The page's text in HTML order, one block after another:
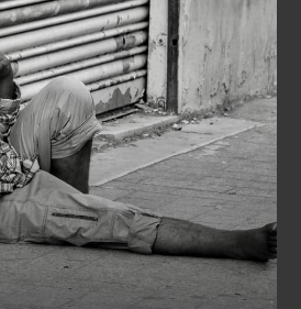
des œuvres
Patricia de